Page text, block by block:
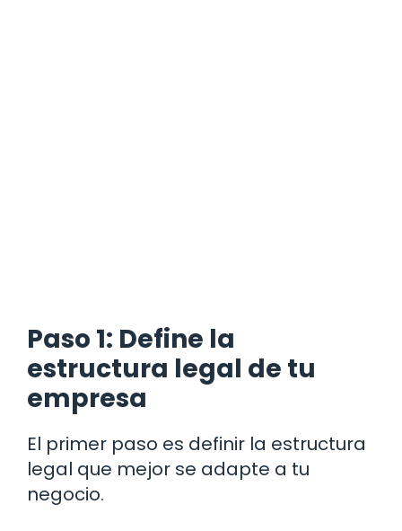
Paso 1: Define la
estructura legal de tu
empresa
El primer paso es definir la estructura
legal que mejor se adapte a tu
negocio.